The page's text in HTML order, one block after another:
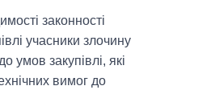
законності
учасники злочину
умов закупівлі, які
вимог до